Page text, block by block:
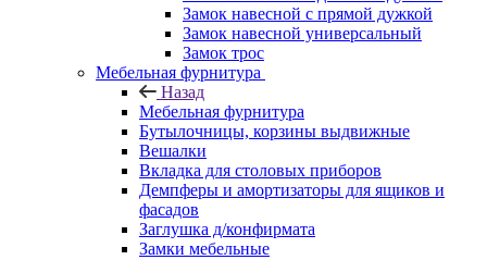
Замок навесной с прямой дужкой
Замок навесной универсальный
Замок трос
Мебельная фурнитура
Назад
Мебельная фурнитура
Бутылочницы, корзины выдвижные
Вешалки
Вкладка для столовых приборов
Демпферы и амортизаторы для ящиков и
фасадов
Заглушка д/конфирмата
Замки мебельные